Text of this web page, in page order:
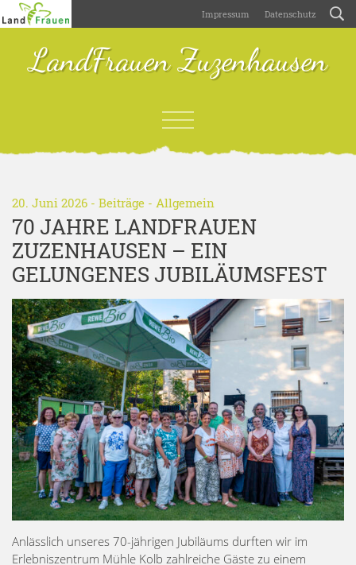
Impressum Datenschutz
LandFrauen Zuzenhausen
20. Juni 2026 - Beiträge - Allgemein
70 JAHRE LANDFRAUEN
ZUZENHAUSEN – EIN
GELUNGENES JUBILÄUMSFEST
Anlässlich unseres 70-jährigen Jubiläums durften wir im
Erlebniszentrum Mühle Kolb zahlreiche Gäste zu einem